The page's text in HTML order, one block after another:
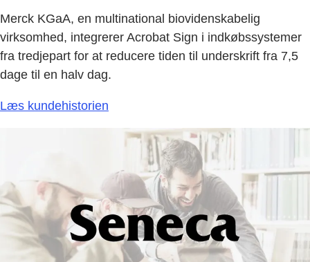
Merck KGaA, en multinational biovidenskabelig
virksomhed, integrerer Acrobat Sign i indkøbssystemer
fra tredjepart for at reducere tiden til underskrift fra 7,5
dage til en halv dag.
Læs kundehistorien